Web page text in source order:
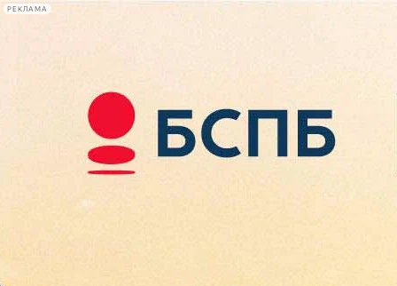
РЕКЛАМА
Сегодня:
2026.08.09
08:11
Афиша Plus